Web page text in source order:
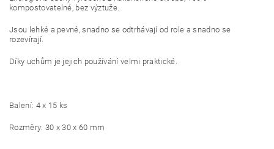
kompostovatelné, bez výztuže.
Jsou lehké a pevné, snadno se odtrhávají od role a snadno se
rozevírají.
Díky uchům je jejich používání velmi praktické.
Balení: 4 x 15 ks
Rozměry: 30 x 30 x 60 mm